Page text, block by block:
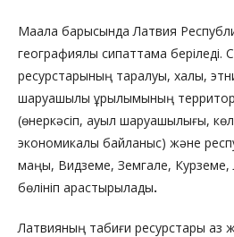
Мақала барысында Латвия
географиялық сипаттама беріледі.
ресурстарының таралуы, халқы,
шаруашылық құрылымының
(өнеркәсіп, ауыл шаруашылығы,
экономикалық байланыс) және
маңы, Видземе, Земгале, Курземе,
бөлініп қарастырылады.
Латвияның табиғи ресурстары аз